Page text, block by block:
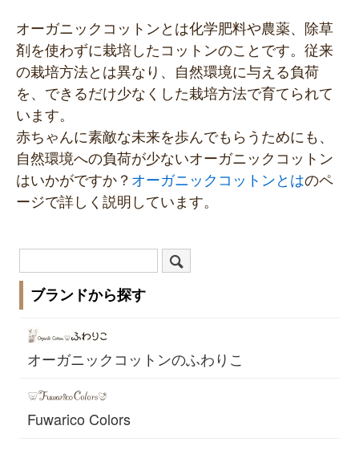
オーガニックコットンとは化学肥料や農薬、除草
剤を使わずに栽培したコットンのことです。従来
の栽培方法とは異なり、自然環境に与える負荷
を、できるだけ少なくした栽培方法で育てられて
います。
赤ちゃんに素敵な未来を歩んでもらうためにも、
自然環境への負荷が少ないオーガニックコットン
はいかがですか？ オーガニックコットンとはのペ
ージで詳しく説明しています。
ブランドから探す
オーガニックコットンのふわりこ
Fuwarico Colors